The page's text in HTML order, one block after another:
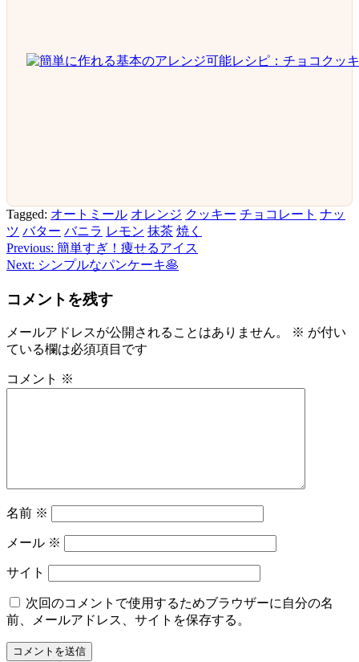
Tagged: オートミール オレンジ クッキー チョコレート ナッ
ツ バター バニラ レモン 抹茶 焼く
投
稿
ナ
ビ
ゲ
ー
Previous: 簡単すぎ！痩せるアイス
Next: シンプルなパンケーキ🥞
コメントを残す
メールアドレスが公開されることはありません。 ※ が付い
ている欄は必須項目です
コメント ※
名前 ※
メール ※
サイト
次回のコメントで使用するためブラウザーに自分の名
前、メールアドレス、サイトを保存する。